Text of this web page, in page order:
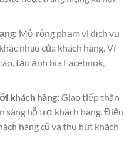
Mở rộng phạm vi dịch vụ
nhau của khách hàng. Ví
tạo ảnh bìa Facebook,
khách hàng:Giao tiếp thân
sàng hỗ trợ khách hàng. Điều
hàng cũ và thu hút khách